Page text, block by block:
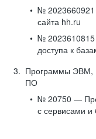
№
сайта hh.ru
№
доступа к
Программы ЭВМ,
ПО
№ 20750 —
с сервисами